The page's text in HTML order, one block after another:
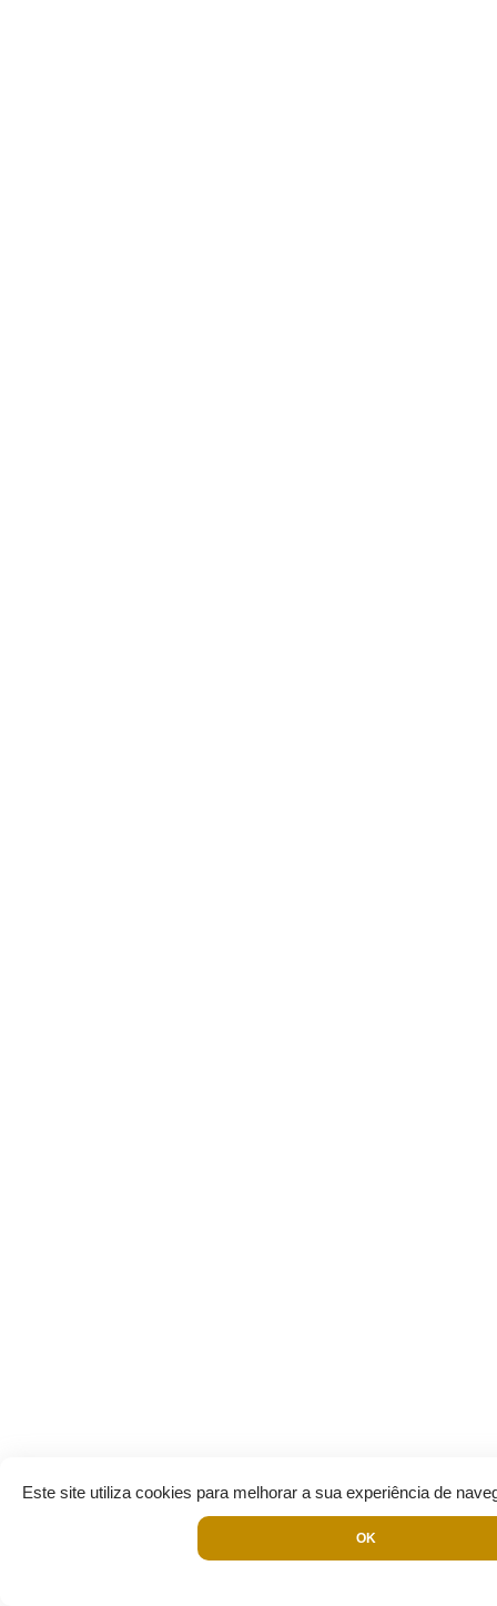
Este site utiliza cookies para melhorar a sua experiência de
OK